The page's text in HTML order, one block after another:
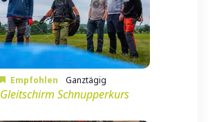
Gleitschirm Schnupperkurs
Empfohlen Ganztägig